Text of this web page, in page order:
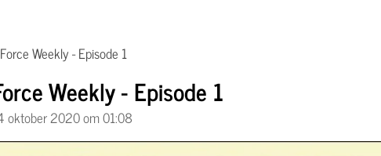
Weekly - Episode 1
Weekly - Episode 1
oktober 2020 om 01:08